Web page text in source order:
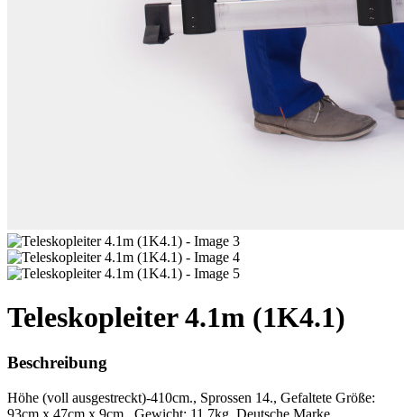
Teleskopleiter 4.1m (1K4.1)
Beschreibung
Höhe (voll ausgestreckt)-410cm., Sprossen 14., Gefaltete Größe: